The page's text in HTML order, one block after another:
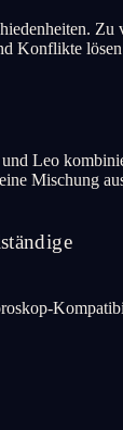
Zu
Konflikte
Leo
Mischung